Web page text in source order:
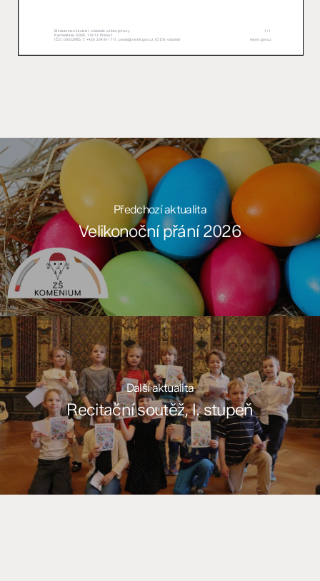
Předchozí aktualita
Velikonoční přání 2026
Další aktualita
Recitační soutěž, I. stupeň